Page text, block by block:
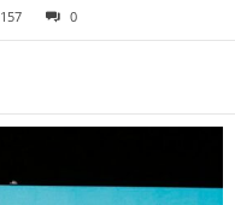
157 0